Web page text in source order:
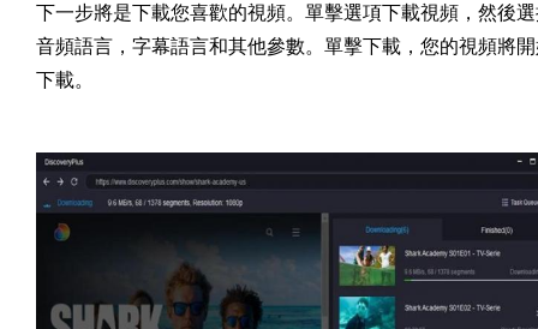
下一步將是下載您喜歡的視頻。單擊選項下載視頻，然後
音頻語言，字幕語言和其他參數。單擊下載，您的視頻將
下載。